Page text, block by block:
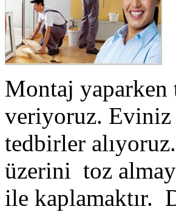
Montaj
veriyoruz. Eviniz
tedbirler
üzerini toz
ile kaplamaktır.